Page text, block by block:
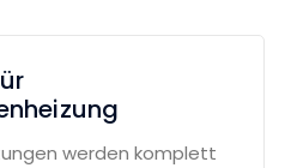
werden komplett